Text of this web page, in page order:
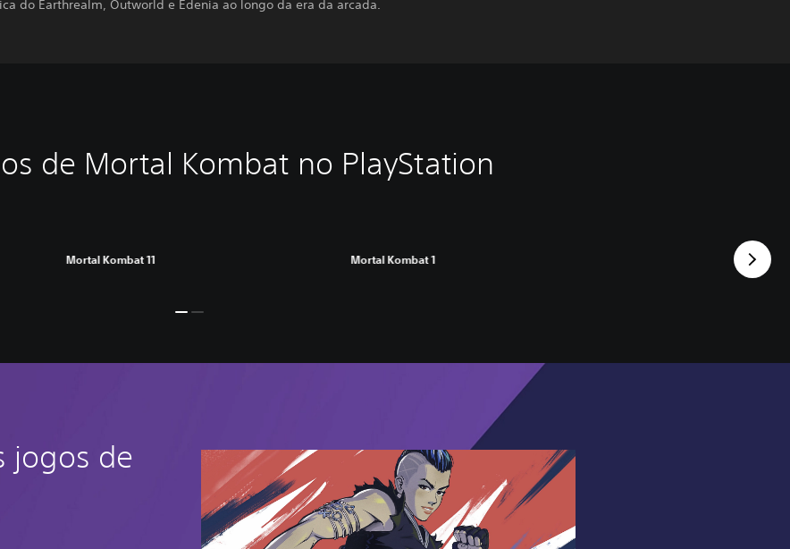
do Earthrealm, Outworld e Edenia ao longo da era da arcada.
de Mortal Kombat no PlayStation
Mortal Kombat 11 Mortal Kombat 1
jogos de